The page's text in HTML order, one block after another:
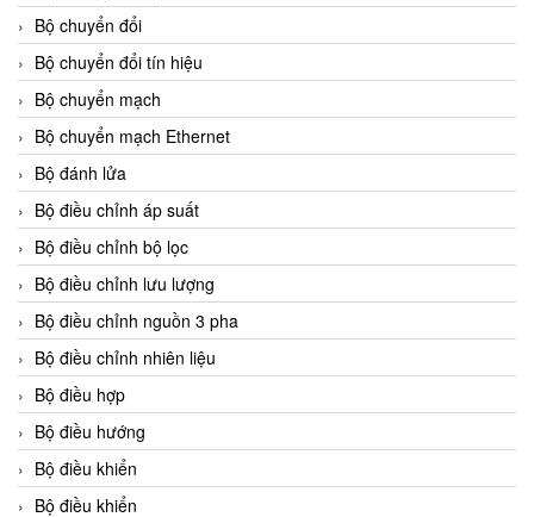
Bộ chuyển đổi
Bộ chuyển đổi tín hiệu
Bộ chuyển mạch
Bộ chuyển mạch Ethernet
Bộ đánh lửa
Bộ điều chỉnh áp suất
Bộ điều chỉnh bộ lọc
Bộ điều chỉnh lưu lượng
Bộ điều chỉnh nguồn 3 pha
Bộ điều chỉnh nhiên liệu
Bộ điều hợp
Bộ điều hướng
Bộ điều khiển
Bộ điều khiển